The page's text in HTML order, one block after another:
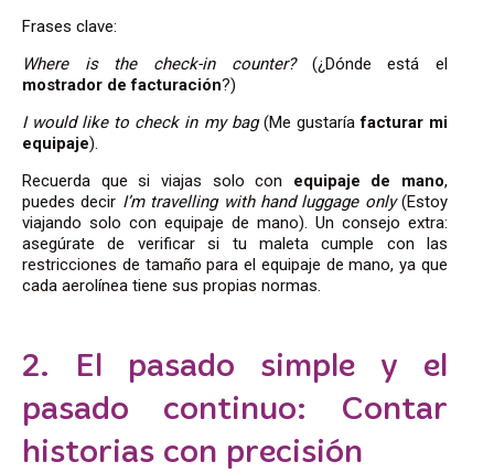
Frases clave:
Where is the check-in counter?(¿Dónde está el
mostrador de facturación?)
I would like to check in my bag(Me gustaríafacturar mi
equipaje).
Recuerda que si viajas solo con equipaje de mano,
puedes decir I’m travelling with hand luggage only(Estoy
viajando solo con equipaje de mano). Un consejo extra:
asegúrate de verificar si tu maleta cumple con las
restricciones de tamaño para el equipaje de mano, ya que
cada aerolínea tiene sus propias normas.
2. El pasado simple y el
pasado continuo: Contar
historias con precisión